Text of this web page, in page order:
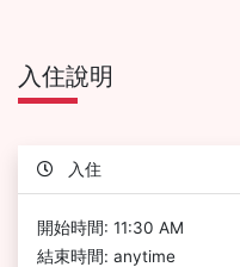
入住說明
入住
開始時間: 11:30 AM
結束時間: anytime